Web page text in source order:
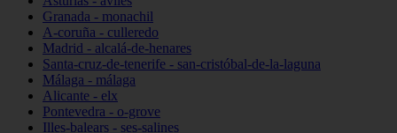
Granada - monachil
A-coruña - culleredo
Madrid - alcalá-de-henares
Santa-cruz-de-tenerife - san-cristóbal-de-la-laguna
Málaga - málaga
Alicante - elx
Pontevedra - o-grove
Illes-balears - ses-salines